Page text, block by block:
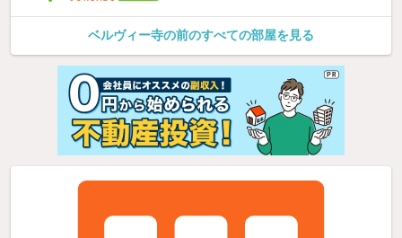
ベルヴィー寺の前のすべての部屋を見る